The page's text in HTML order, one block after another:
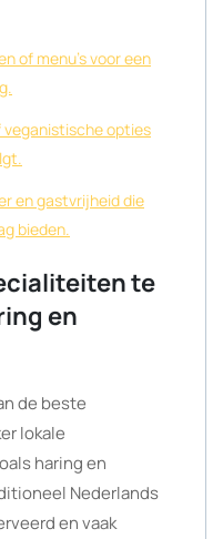
of menu’s voor een
veganistische opties
en gastvrijheid die
bieden.
te
en
de beste
lokale
haring en
Nederlands
en vaak